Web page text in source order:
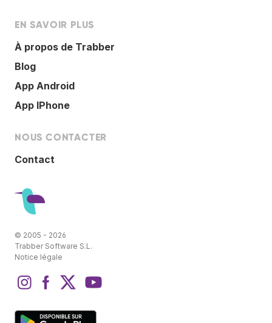
EN SAVOIR PLUS
À propos de Trabber
Blog
App Android
App IPhone
NOUS CONTACTER
Contact
© 2005 - 2026
Trabber Software S.L.
Notice légale